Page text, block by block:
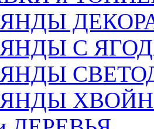
С